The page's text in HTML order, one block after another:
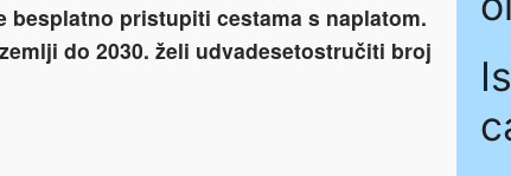
besplatno pristupiti cestama s naplatom.
do 2030. želi udvadesetostručiti broj